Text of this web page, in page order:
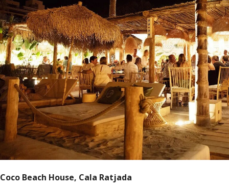
Coco Beach House, Cala Ratjada